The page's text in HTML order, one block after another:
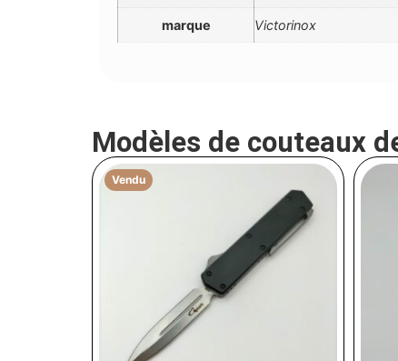
marque Victorinox
Modèles de couteaux
Vendu